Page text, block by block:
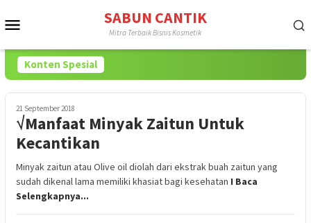
ke
SABUN CANTIK
Mitra Terbaik Bisnis Kosmetik
Konten Spesial
21 September 2018
√Manfaat Minyak Zaitun Untuk
Kecantikan
Minyak zaitun atau Olive oil diolah dari ekstrak buah zaitun yang
sudah dikenal lama memiliki khasiat bagi kesehatan I Baca
Selengkapnya...